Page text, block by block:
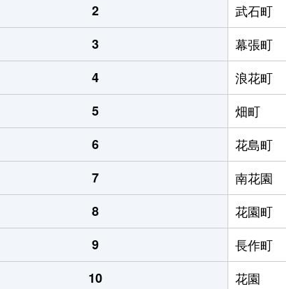
2
武石町
3
幕張町
4
浪花町
5
畑町
6
花島町
7
南花園
8
花園町
9
長作町
10
花園